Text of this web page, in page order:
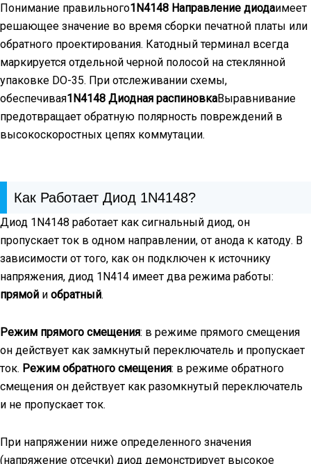
Понимание правильного1N4148 Направление диодаимеет
решающее значение во время сборки печатной платы или
обратного проектирования. Катодный терминал всегда
маркируется отдельной черной полосой на стеклянной
упаковке DO-35. При отслеживании схемы,
обеспечивая1N4148 Диодная распиновкаВыравнивание
предотвращает обратную полярность повреждений в
высокоскоростных цепях коммутации.
Как Работает Диод 1N4148?
Диод 1N4148 работает как сигнальный диод, он
пропускает ток в одном направлении, от анода к катоду. В
зависимости от того, как он подключен к источнику
напряжения, диод 1N414 имеет два режима работы:
прямой и обратный.
Режим прямого смещения: в режиме прямого смещения
он действует как замкнутый переключатель и пропускает
ток. Режим обратного смещения: в режиме обратного
смещения он действует как разомкнутый переключатель
и не пропускает ток.
При напряжении ниже определенного значения
(напряжение отсечки) диод демонстрирует высокое